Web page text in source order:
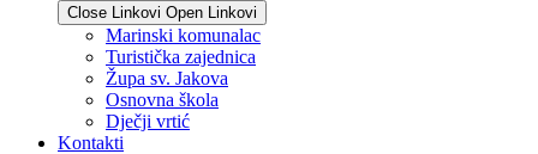
Close Linkovi Open Linkovi
Marinski komunalac
Turistička zajednica
Župa sv. Jakova
Osnovna škola
Dječji vrtić
Kontakti